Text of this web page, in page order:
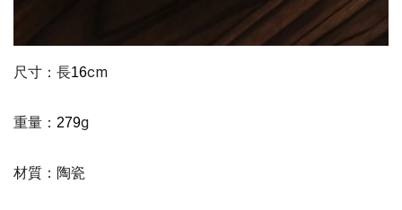
尺寸：長16cm
重量： 279g
材質：陶瓷